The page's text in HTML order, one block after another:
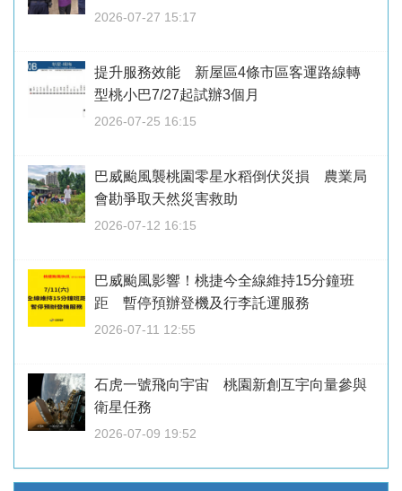
2026-07-27 15:17
提升服務效能 新屋區4條市區客運路線轉
型桃小巴7/27起試辦3個月
2026-07-25 16:15
巴威颱風襲桃園零星水稻倒伏災損 農業局
會勘爭取天然災害救助
2026-07-12 16:15
巴威颱風影響！桃捷今全線維持15分鐘班
距 暫停預辦登機及行李託運服務
2026-07-11 12:55
石虎一號飛向宇宙 桃園新創互宇向量參與
衛星任務
2026-07-09 19:52